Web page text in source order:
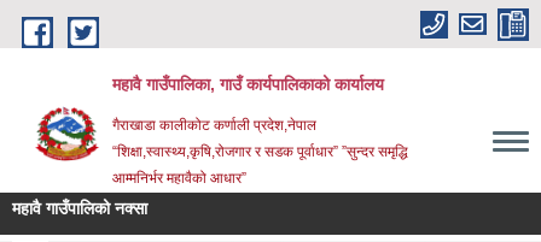
Skip to main content
महावै गाउँपालिका, गाउँ कार्यपालिकाको कार्यालय
गैराखाडा कालीकोट कर्णाली प्रदेश,नेपाल
“शिक्षा,स्वास्थ्य,कृषि,रोजगार र सडक पूर्वाधार” ”सुन्दर समृद्धि
आम्मनिर्भर महावैको आधार”
महावै गाउँपालिको नक्सा